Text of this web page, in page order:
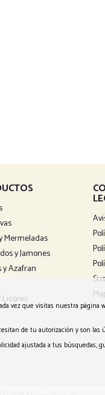
Mermeladas
y Jamones
Azafran
vez que visitas nuestra
de tu autorización y son las
ajustada a tus búsquedas,